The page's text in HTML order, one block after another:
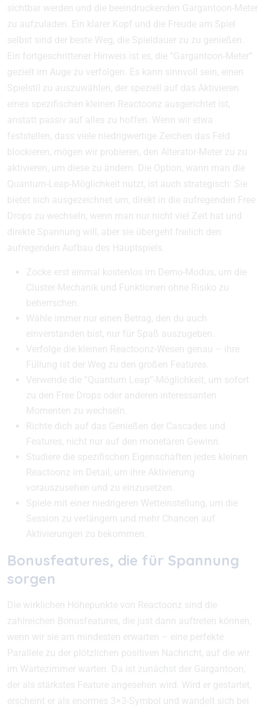
sichtbar werden und die beeindruckenden Gargantoon-Meter
zu aufzuladen. Ein klarer Kopf und die Freude am Spiel
selbst sind der beste Weg, die Spieldauer zu zu genießen.
Ein fortgeschrittener Hinweis ist es, die “Gargantoon-Meter”
gezielt im Auge zu verfolgen. Es kann sinnvoll sein, einen
Spielstil zu auszuwählen, der speziell auf das Aktivieren
eines spezifischen kleinen Reactoonz ausgerichtet ist,
anstatt passiv auf alles zu hoffen. Wenn wir etwa
feststellen, dass viele niedrigwertige Zeichen das Feld
blockieren, mögen wir probieren, den Alterator-Meter zu zu
aktivieren, um diese zu ändern. Die Option, wann man die
Quantum-Leap-Möglichkeit nutzt, ist auch strategisch: Sie
bietet sich ausgezeichnet um, direkt in die aufregenden Free
Drops zu wechseln, wenn man nur nicht viel Zeit hat und
direkte Spannung will, aber sie übergeht freilich den
aufregenden Aufbau des Hauptspiels.
Zocke erst einmal kostenlos im Demo-Modus, um die
Cluster-Mechanik und Funktionen ohne Risiko zu
beherrschen.
Wähle immer nur einen Betrag, den du auch
einverstanden bist, nur für Spaß auszugeben.
Verfolge die kleinen Reactoonz-Wesen genau – ihre
Füllung ist der Weg zu den großen Features.
Verwende die “Quantum Leap”-Möglichkeit, um sofort
zu den Free Drops oder anderen interessanten
Momenten zu wechseln.
Richte dich auf das Genießen der Cascades und
Features, nicht nur auf den monetären Gewinn.
Studiere die spezifischen Eigenschaften jedes kleinen
Reactoonz im Detail, um ihre Aktivierung
vorauszusehen und zu einzusetzen.
Spiele mit einer niedrigeren Wetteinstellung, um die
Session zu verlängern und mehr Chancen auf
Aktivierungen zu bekommen.
Bonusfeatures, die für Spannung
sorgen
Die wirklichen Höhepunkte von Reactoonz sind die
zahlreichen Bonusfeatures, die just dann auftreten können,
wenn wir sie am mindesten erwarten – eine perfekte
Parallele zu der plötzlichen positiven Nachricht, auf die wir
im Wartezimmer warten. Da ist zunächst der Gargantoon,
der als stärkstes Feature angesehen wird. Wird er gestartet,
erscheint er als enormes 3×3-Symbol und wandelt sich bei